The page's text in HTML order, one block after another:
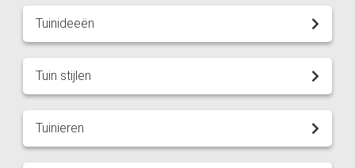
Tuinideeën
Tuin stijlen
Tuinieren